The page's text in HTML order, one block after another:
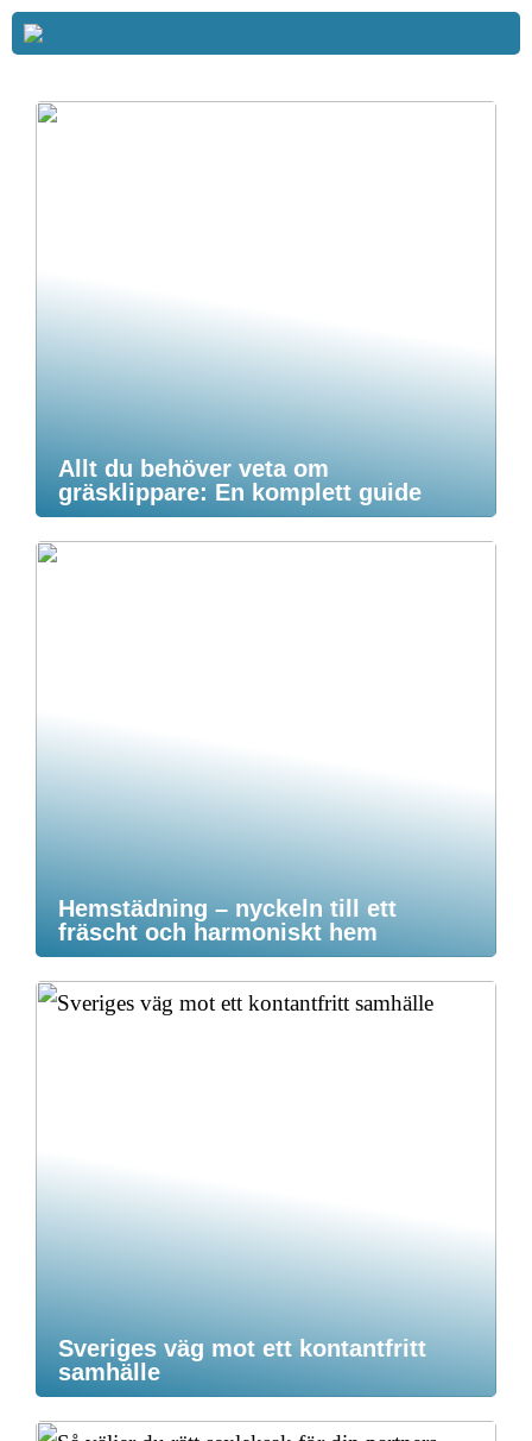
Allt du behöver veta om
gräsklippare: En komplett guide
Hemstädning – nyckeln till ett
fräscht och harmoniskt hem
Sveriges väg mot ett kontantfritt
samhälle